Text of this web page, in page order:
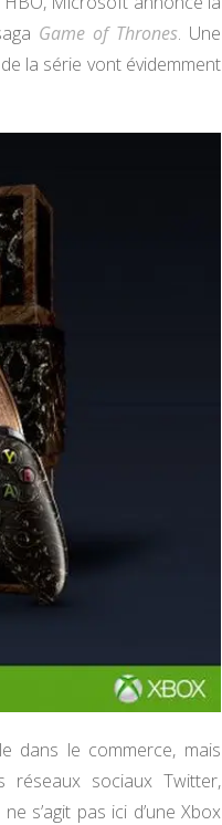
Game of Thrones. Une
la série vont évidemment
dans le commerce, mais
réseaux sociaux Twitter,
s’agit pas ici d’une Xbox